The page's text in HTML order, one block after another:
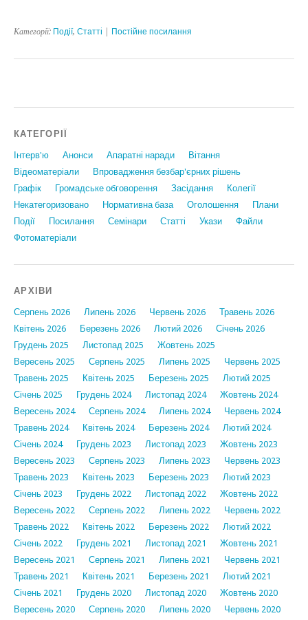
Категорії: Події, Статтi Постійне посилання
КАТЕГОРІЇ
Інтерв'ю Анонси Апаратні наради
Вiтання
Відеоматеріали
Впровадження безбар'єрних рішень
Графiк
Громадське обговорення Засідання
Колегії
Некатегоризовано
Нормативна база Оголошення
Плани
Події
Посилання Семінари Статтi Укази
Файли
Фотоматеріали
АРХІВИ
Серпень 2026 Липень 2026 Червень 2026
Травень 2026
Квітень 2026
Березень 2026 Лютий 2026
Січень 2026
Грудень 2025
Листопад 2025
Жовтень 2025
Вересень 2025
Серпень 2025 Липень 2025
Червень 2025
Травень 2025
Квітень 2025 Березень 2025
Лютий 2025
Січень 2025
Грудень 2024 Листопад 2024
Жовтень 2024
Вересень 2024
Серпень 2024 Липень 2024
Червень 2024
Травень 2024
Квітень 2024 Березень 2024
Лютий 2024
Січень 2024
Грудень 2023 Листопад 2023
Жовтень 2023
Вересень 2023
Серпень 2023 Липень 2023
Червень 2023
Травень 2023
Квітень 2023 Березень 2023
Лютий 2023
Січень 2023
Грудень 2022 Листопад 2022
Жовтень 2022
Вересень 2022
Серпень 2022 Липень 2022
Червень 2022
Травень 2022
Квітень 2022 Березень 2022
Лютий 2022
Січень 2022
Грудень 2021 Листопад 2021
Жовтень 2021
Вересень 2021
Серпень 2021 Липень 2021
Червень 2021
Травень 2021
Квітень 2021 Березень 2021
Лютий 2021
Січень 2021
Грудень 2020 Листопад 2020
Жовтень 2020
Вересень 2020
Серпень 2020 Липень 2020 Червень 2020